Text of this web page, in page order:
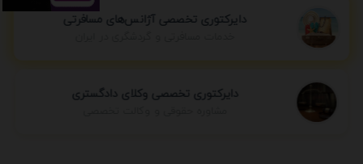
دایرکتوری تخصصی آژانس‌های مسافرتی
دایرکتوری تخصصی وکلای دادگستری